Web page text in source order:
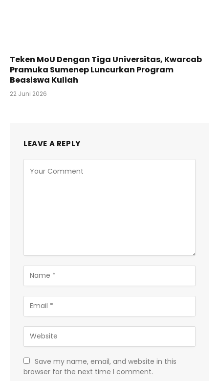
Teken MoU Dengan Tiga Universitas, Kwarcab
Pramuka Sumenep Luncurkan Program
Beasiswa Kuliah
22 Juni 2026
LEAVE A REPLY
Save my name, email, and website in this
browser for the next time I comment.